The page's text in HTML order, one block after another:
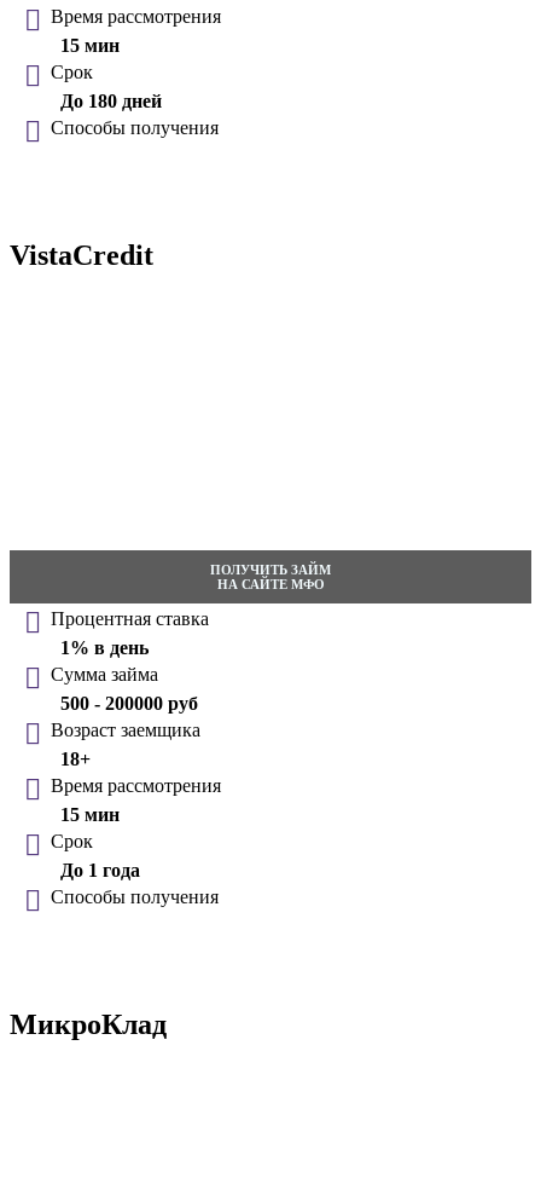
Время рассмотрения
15 мин
Срок
До 180 дней
Способы получения
VistaCredit
ПОЛУЧИТЬ ЗАЙМ
НА САЙТЕ МФО
Процентная ставка
1% в день
Сумма займа
500 - 200000 руб
Возраст заемщика
18+
Время рассмотрения
15 мин
Срок
До 1 года
Способы получения
МикроКлад